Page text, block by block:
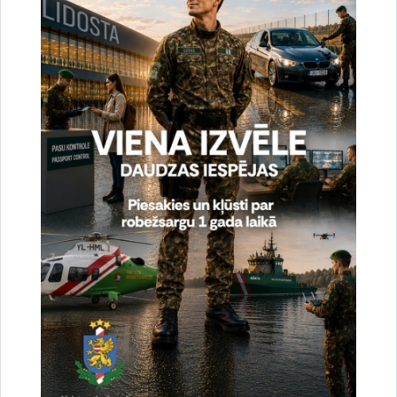
Anželika Alika
VRS GP SSP Starptautiskās sadarbības un protokola nodaļa
tālr. 67913535
e-pasts:Anzelika.Alika@rs.gov.lv
Drukāt lapu
Dalīties